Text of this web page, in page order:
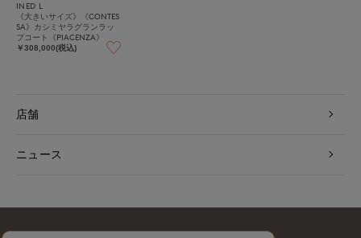
INED L
《大きいサイズ》《CONTES
SA》カシミヤラグランラッ
プコート《PIACENZA》
￥308,000(税込)
店舗
ニュース